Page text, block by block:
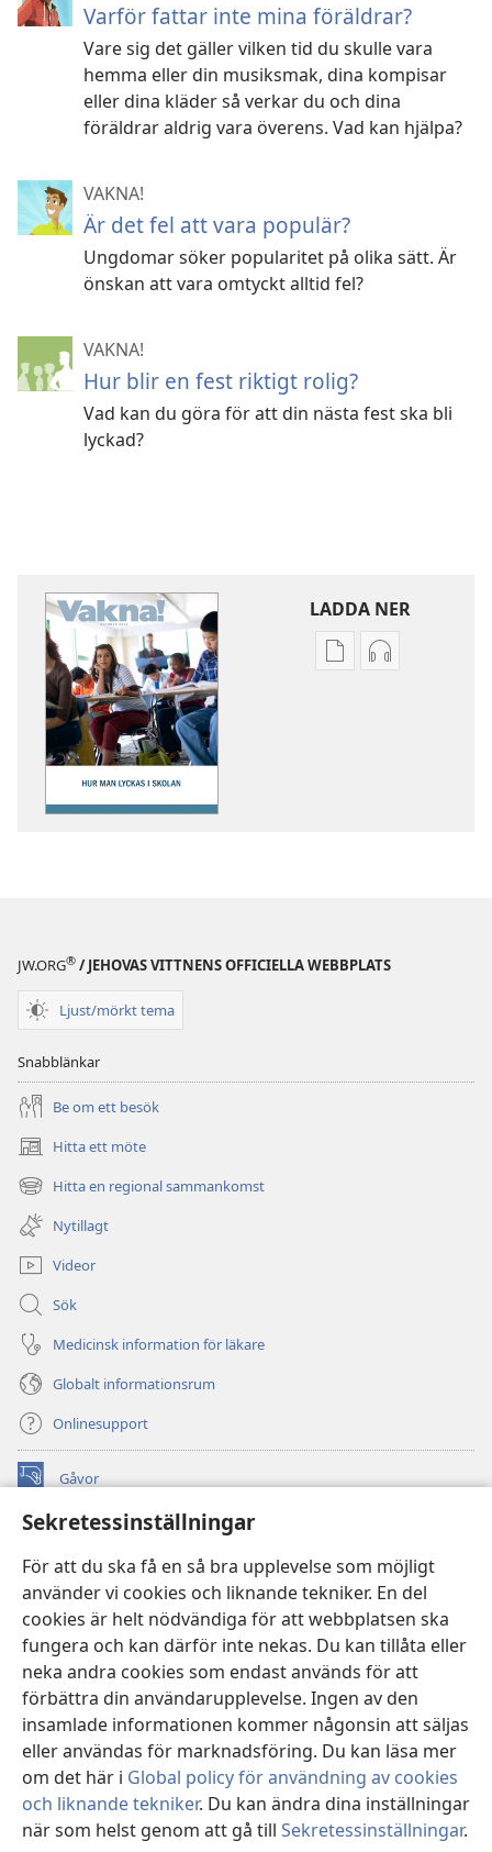
Sekretessinställningar
För att du ska få en så bra upplevelse som möjligt
använder vi cookies och liknande tekniker. En del
cookies är helt nödvändiga för att webbplatsen ska
fungera och kan därför inte nekas. Du kan tillåta eller
neka andra cookies som endast används för att
förbättra din användarupplevelse. Ingen av den
insamlade informationen kommer någonsin att säljas
eller användas för marknadsföring. Du kan läsa mer
om det här i Global policy för användning av cookies
och liknande tekniker. Du kan ändra dina inställningar
när som helst genom att gå till Sekretessinställningar.
Varför fattar inte mina föräldrar?
Vare sig det gäller vilken tid du skulle vara
hemma eller din musiksmak, dina kompisar
eller dina kläder så verkar du och dina
föräldrar aldrig vara överens. Vad kan hjälpa?
VAKNA!
Är det fel att vara populär?
Ungdomar söker popularitet på olika sätt. Är
önskan att vara omtyckt alltid fel?
VAKNA!
Hur blir en fest riktigt rolig?
Vad kan du göra för att din nästa fest ska bli
lyckad?
LADDA NER
Valmöjligheter
JW.ORG® / JEHOVAS VITTNENS OFFICIELLA WEBBPLATS
Ljust/mörkt tema
Snabblänkar
Be om ett besök
Hitta ett möte
(öppnar
nytt
fönster)
Hitta en regional sammankomst
(öppnar
nytt
fönster)
Nytillagt
Videor
Sök
Medicinsk information för läkare
Globalt informationsrum
Onlinesupport
Gåvor
(öppnar
fönster) Watchtower ONLINE LIBRARY™
nytt
fönster)JW Hub ®
(öppnar
nytt
fönster)JW Library
Watchtower Library
Copyright© 2026 Watch Tower Bible and Tract Society of Pennsylvania.
ANVÄNDARVILLKOR | SEKRETESSPOLICY|
SEKRETESSINSTÄLLNINGAR